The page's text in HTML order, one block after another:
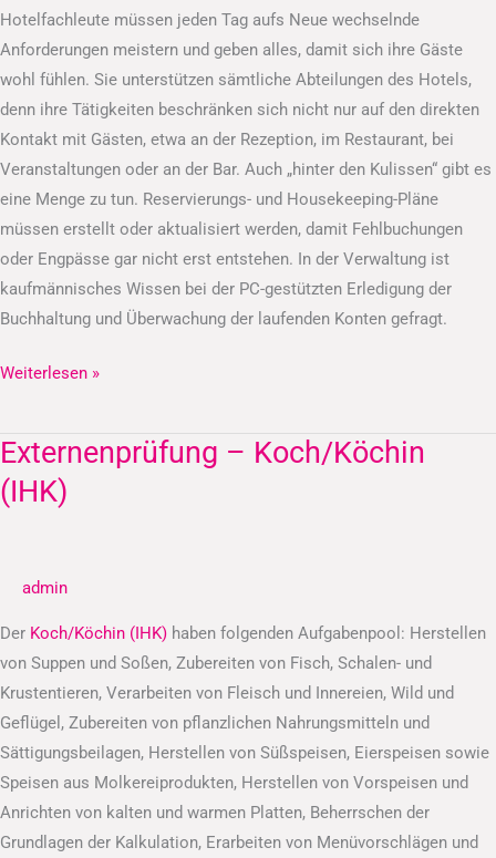
Hotelfachleute müssen jeden Tag aufs Neue wechselnde
Anforderungen meistern und geben alles, damit sich ihre Gäste
wohl fühlen. Sie unterstützen sämtliche Abteilungen des Hotels,
denn ihre Tätigkeiten beschränken sich nicht nur auf den direkten
Kontakt mit Gästen, etwa an der Rezeption, im Restaurant, bei
Veranstaltungen oder an der Bar. Auch „hinter den Kulissen“ gibt es
eine Menge zu tun. Reservierungs- und Housekeeping-Pläne
müssen erstellt oder aktualisiert werden, damit Fehlbuchungen
oder Engpässe gar nicht erst entstehen. In der Verwaltung ist
kaufmännisches Wissen bei der PC-gestützten Erledigung der
Buchhaltung und Überwachung der laufenden Konten gefragt.
Weiterlesen »
Externenprüfung – Koch/Köchin
(IHK)
admin
Der Koch/Köchin (IHK) haben folgenden Aufgabenpool: Herstellen
von Suppen und Soßen, Zubereiten von Fisch, Schalen- und
Krustentieren, Verarbeiten von Fleisch und Innereien, Wild und
Geflügel, Zubereiten von pflanzlichen Nahrungsmitteln und
Sättigungsbeilagen, Herstellen von Süßspeisen, Eierspeisen sowie
Speisen aus Molkereiprodukten, Herstellen von Vorspeisen und
Anrichten von kalten und warmen Platten, Beherrschen der
Grundlagen der Kalkulation, Erarbeiten von Menüvorschlägen und
Externenprüfung
–
Koch/Köchin